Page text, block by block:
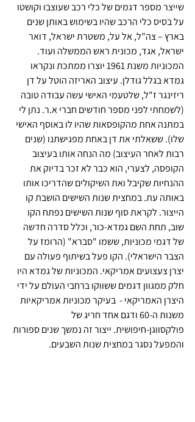
שייצר מספר דגמים של כלי רכב שעוצבו וקושטו
על בסיס כלי הרכב שהיו בשימוש באותן שנים
בארץ – צה"ל, אל על, משטרת ישראל, דואר
ישראל, אגד, מכונית ראש הממשלה ועוד.
המכוניות משנת 1961 יוצרו ממתכת ונקראו
גמדא בגלל גודלן. עיצוב האריזה הוטל על דן
ריזינגר ז"ל, שלטעמי האישי עשה עבודה טובה
(לשמחתי לפני מספר חודשים חברי א.ר. נתן לי
במתנה אחת מהקופסאות שהיו לו באוסף האישי
שלו). ששאלתי את דן באחת מפגישתנו (שנים
רבות לאחר העיצוב) מה הנחה אותו בעיצוב
הקופסה, לצערי, הוא כבר לא זכר בדיוק את
ההנחיות שקיבל ואת השיקולים שהדריכו אותו
באותה עת. במחצית שנות השישים הושבת קו
הייצור. לקראת סוף שנות השישים נפתח הקו
שוב, תחת השם גמדא-כור, וכלל סדרה חדשה
של דגמי מכוניות, ששמו "סברא" (הרומז על
הצבר הישראלי). הקו פעל בשיתוף פעולה עם
יצרן צעצועים אמריקאי. המכוניות של גמדא היו
חלק ממגוון דגמים ששווקו ברחבי העולם על ידי
היצרן האמריקאי -  בעיקר מכוניות אמריקאיות
משנות ה-60 ודגם אחד חריג של
פולקסווגן-חיפושית. ייצור זה נמשך שנים ספורות
והמפעל נסגר במחצית שנות השבעים.